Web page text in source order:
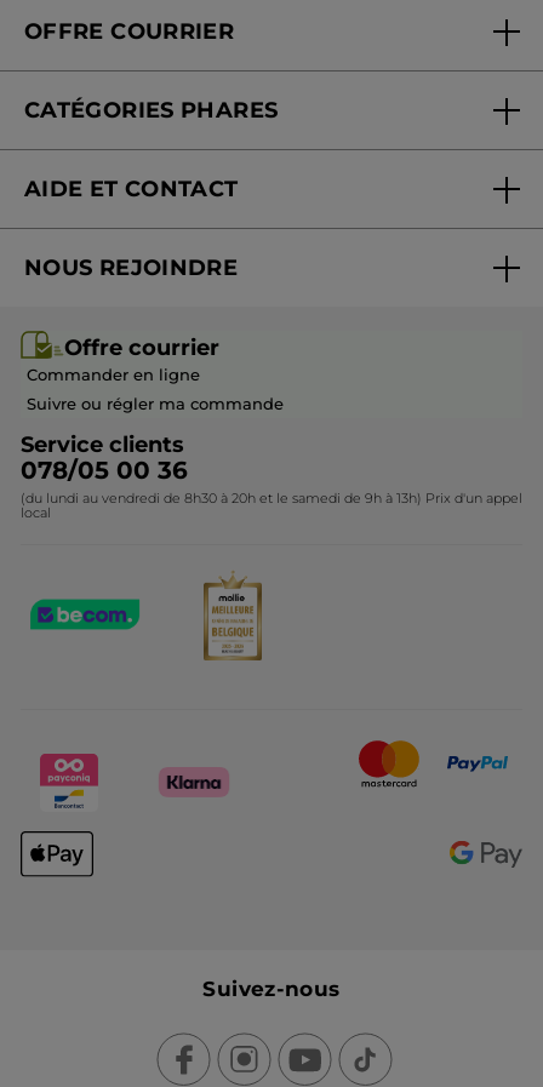
Nos engagements
Blog Act Beautiful
OFFRE COURRIER
CATÉGORIES PHARES
Promotions
Idées cadeaux
Collection de Noël
AIDE ET CONTACT
Mes cadeaux
Questions & Réponses
Contactez-nous
NOUS REJOINDRE
Devenir franchisé ou gérant
Offre courrier
Commander en ligne
Suivre ou régler ma commande
Service clients
078/05 00 36
(du lundi au vendredi de 8h30 à 20h et le samedi de 9h à 13h) Prix d'un appel
local
Suivez-nous